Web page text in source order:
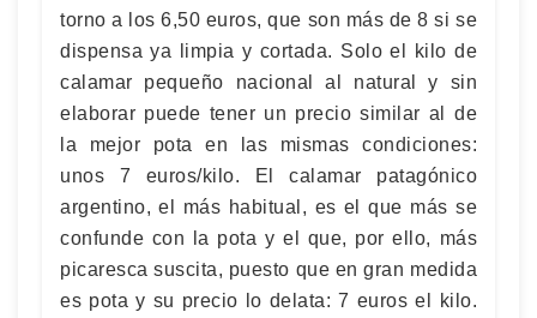
torno a los 6,50 euros, que son más de 8 si se
dispensa ya limpia y cortada. Solo el kilo de
calamar pequeño nacional al natural y sin
elaborar puede tener un precio similar al de
la mejor pota en las mismas condiciones:
unos 7 euros/kilo. El calamar patagónico
argentino, el más habitual, es el que más se
confunde con la pota y el que, por ello, más
picaresca suscita, puesto que en gran medida
es pota y su precio lo delata: 7 euros el kilo.